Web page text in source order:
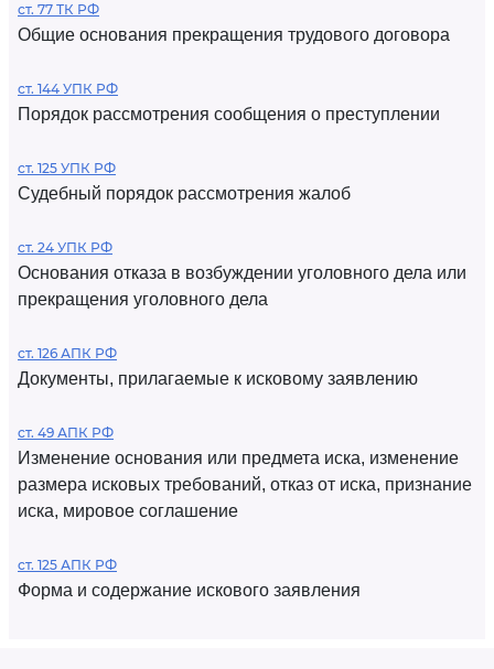
ст. 77 ТК РФ
Общие основания прекращения трудового договора
ст. 144 УПК РФ
Порядок рассмотрения сообщения о преступлении
ст. 125 УПК РФ
Судебный порядок рассмотрения жалоб
ст. 24 УПК РФ
Основания отказа в возбуждении уголовного дела или
прекращения уголовного дела
ст. 126 АПК РФ
Документы, прилагаемые к исковому заявлению
ст. 49 АПК РФ
Изменение основания или предмета иска, изменение
размера исковых требований, отказ от иска, признание
иска, мировое соглашение
ст. 125 АПК РФ
Форма и содержание искового заявления